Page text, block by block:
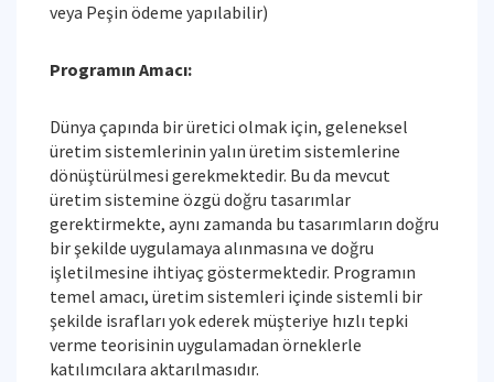
veya Peşin ödeme yapılabilir)
Programın Amacı:
Dünya çapında bir üretici olmak için, geleneksel
üretim sistemlerinin yalın üretim sistemlerine
dönüştürülmesi gerekmektedir. Bu da mevcut
üretim sistemine özgü doğru tasarımlar
gerektirmekte, aynı zamanda bu tasarımların doğru
bir şekilde uygulamaya alınmasına ve doğru
işletilmesine ihtiyaç göstermektedir. Programın
temel amacı, üretim sistemleri içinde sistemli bir
şekilde israfları yok ederek müşteriye hızlı tepki
verme teorisinin uygulamadan örneklerle
katılımcılara aktarılmasıdır.